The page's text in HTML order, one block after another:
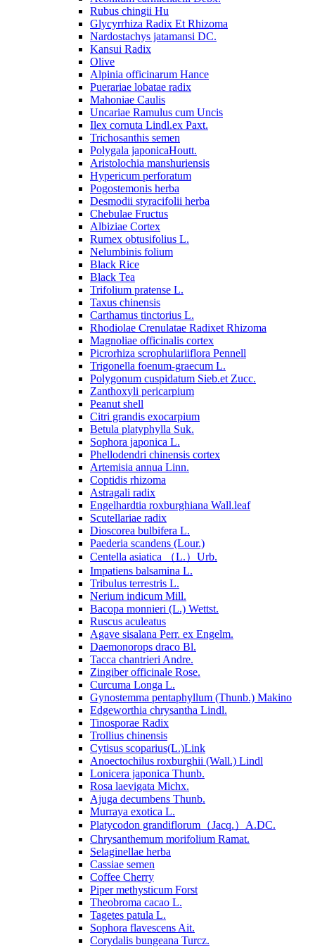
Rubus chingii Hu
Glycyrrhiza Radix Et Rhizoma
Nardostachys jatamansi DC.
Kansui Radix
Olive
Alpinia officinarum Hance
Puerariae lobatae radix
Mahoniae Caulis
Uncariae Ramulus cum Uncis
Ilex cornuta Lindl.ex Paxt.
Trichosanthis semen
Polygala japonicaHoutt.
Aristolochia manshuriensis
Hypericum perforatum
Pogostemonis herba
Desmodii styracifolii herba
Chebulae Fructus
Albiziae Cortex
Rumex obtusifolius L.
Nelumbinis folium
Black Rice
Black Tea
Trifolium pratense L.
Taxus chinensis
Carthamus tinctorius L.
Rhodiolae Crenulatae Radixet Rhizoma
Magnoliae officinalis cortex
Picrorhiza scrophulariiflora Pennell
Trigonella foenum-graecum L.
Polygonum cuspidatum Sieb.et Zucc.
Zanthoxyli pericarpium
Peanut shell
Citri grandis exocarpium
Betula platyphylla Suk.
Sophora japonica L.
Phellodendri chinensis cortex
Artemisia annua Linn.
Coptidis rhizoma
Astragali radix
Engelhardtia roxburghiana Wall.leaf
Scutellariae radix
Dioscorea bulbifera L.
Paederia scandens (Lour.)
Centella asiatica （L.）Urb.
Impatiens balsamina L.
Tribulus terrestris L.
Nerium indicum Mill.
Bacopa monnieri (L.) Wettst.
Ruscus aculeatus
Agave sisalana Perr. ex Engelm.
Daemonorops draco Bl.
Tacca chantrieri Andre.
Zingiber officinale Rose.
Curcuma Longa L.
Gynostemma pentaphyllum (Thunb.) Makino
Edgeworthia chrysantha Lindl.
Tinosporae Radix
Trollius chinensis
Cytisus scoparius(L.)Link
Anoectochilus roxburghii (Wall.) Lindl
Lonicera japonica Thunb.
Rosa laevigata Michx.
Ajuga decumbens Thunb.
Murraya exotica L.
Platycodon grandiflorum（Jacq.）A.DC.
Chrysanthemum morifolium Ramat.
Selaginellae herba
Cassiae semen
Coffee Cherry
Piper methysticum Forst
Theobroma cacao L.
Tagetes patula L.
Sophora flavescens Ait.
Corydalis bungeana Turcz.